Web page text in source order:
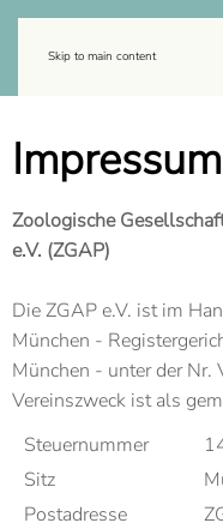
Skip to main content
Impressum
Zoologische
e.V. (ZGAP)
Die ZGAP e.V. ist im
München -
München - unter der
Vereinszweck ist als
Steuernummer
Sitz
Postadresse